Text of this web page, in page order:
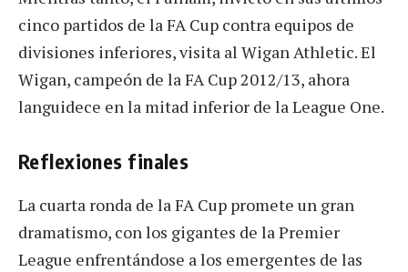
cinco partidos de la FA Cup contra equipos de
divisiones inferiores, visita al Wigan Athletic. El
Wigan, campeón de la FA Cup 2012/13, ahora
languidece en la mitad inferior de la League One.
Reflexiones finales
La cuarta ronda de la FA Cup promete un gran
dramatismo, con los gigantes de la Premier
League enfrentándose a los emergentes de las